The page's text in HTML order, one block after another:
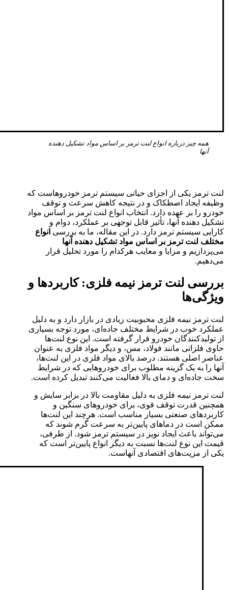
همه چیز درباره انواع لنت ترمز بر اساس مواد تشکیل دهنده
آنها
لنت ترمز یکی از اجزای حیاتی سیستم ترمز خودروهاست که
وظیفه ایجاد اصطکاک و در نتیجه کاهش سرعت و توقف
خودرو را بر عهده دارد. انتخاب انواع لنت ترمز بر اساس مواد
تشکیل دهنده آنها، تأثیر قابل توجهی بر عملکرد، دوام و
کارایی سیستم ترمز دارد. در این مقاله، ما به بررسی انواع
مختلف لنت ترمز بر اساس مواد تشکیل دهنده آنها
می‌پردازیم و مزایا و معایب هرکدام را مورد تحلیل قرار
می‌دهیم.
بررسی لنت ترمز نیمه فلزی: کاربردها و
ویژگی‌ها
لنت ترمز نیمه فلزی محبوبیت زیادی در بازار دارد و به دلیل
عملکرد خوب در شرایط مختلف جاده‌ای، مورد توجه بسیاری
از تولیدکنندگان خودرو قرار گرفته است. این نوع لنت‌ها
حاوی فلزاتی مانند فولاد، مس، و دیگر مواد فلزی به عنوان
عناصر اصلی هستند. درصد بالای مواد فلزی در این لنت‌ها،
آنها را به یک گزینه مطلوب برای خودروهایی که در شرایط
سخت جاده‌ای و دمای بالا فعالیت می‌کنند تبدیل کرده است.
لنت ترمز نیمه فلزی به دلیل مقاومت بالا در برابر سایش و
همچنین قدرت توقف قوی، برای خودروهای سنگین و
کاربردهای صنعتی بسیار مناسب است. هرچند این لنت‌ها
ممکن است در دماهای پایین‌تر به سرعت گرم شوند که
می‌تواند باعث ایجاد نویز در سیستم ترمز شود. از طرفی،
قیمت این نوع لنت‌ها نسبت به دیگر انواع پایین‌تر است که
یکی از مزیت‌های اقتصادی آنهاست.